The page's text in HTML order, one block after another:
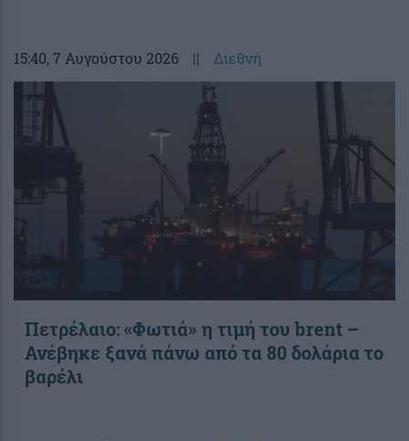
15:40, 7 Αυγούστου 2026 || Διεθνή
Πετρέλαιο: «Φωτιά» η τιμή του brent –
Ανέβηκε ξανά πάνω από τα 80 δολάρια το
βαρέλι